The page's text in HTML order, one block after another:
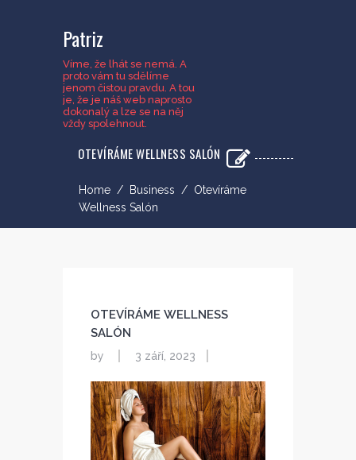
Patriz
Víme, že lhát se nemá. A
proto vám tu sdělíme
jenom čistou pravdu. A tou
je, že je náš web naprosto
dokonalý a lze se na něj
vždy spolehnout.
OTEVÍRÁME WELLNESS SALÓN
Home / Business / Otevíráme
Wellness Salón
OTEVÍRÁME WELLNESS
SALÓN
by 3 září, 2023